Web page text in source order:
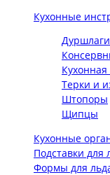
Кухонные
Кухонная
Терки и
Штопоры
Щипцы
Кухонные
Подставки для
Формы для